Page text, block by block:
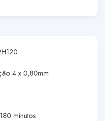
4 x 0,80mm
minutos